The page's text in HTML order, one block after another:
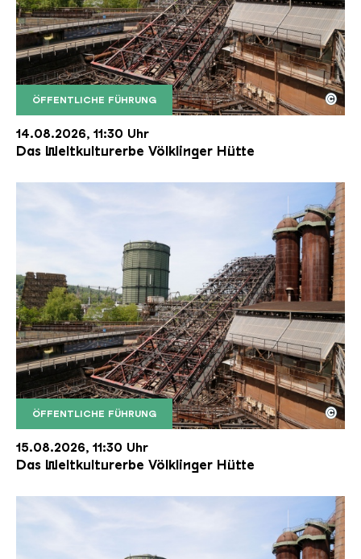
ÖFFENTLICHE FÜHRUNG
Der Erzschrägaufzug der Völklinger Hütte mit
Copyright: Weltkulturerbe Völklinger Hütte | Karl
©
14.08.2026, 11:30 Uhr
Das Weltkulturerbe Völklinger Hütte
ÖFFENTLICHE FÜHRUNG
Der Erzschrägaufzug der Völklinger Hütte mit
Copyright: Weltkulturerbe Völklinger Hütte | Karl
©
15.08.2026, 11:30 Uhr
Das Weltkulturerbe Völklinger Hütte